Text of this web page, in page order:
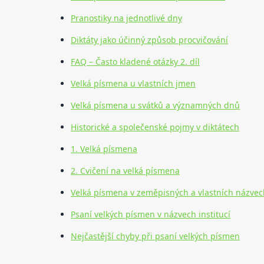
Pranostiky na jednotlivé dny
Diktáty jako účinný způsob procvičování
FAQ – Často kladené otázky 2. díl
Velká písmena u vlastních jmen
Velká písmena u svátků a významných dnů
Historické a společenské pojmy v diktátech
1. Velká písmena
2. Cvičení na velká písmena
Velká písmena v zeměpisných a vlastních
Psaní velkých písmen v názvech institucí
Nejčastější chyby při psaní velkých písmen